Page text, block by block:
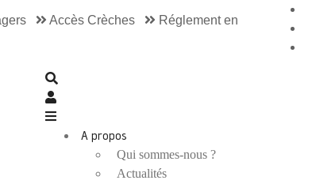
Accès Crèches
Réglement en
A propos
Qui sommes-nous ?
Actualités